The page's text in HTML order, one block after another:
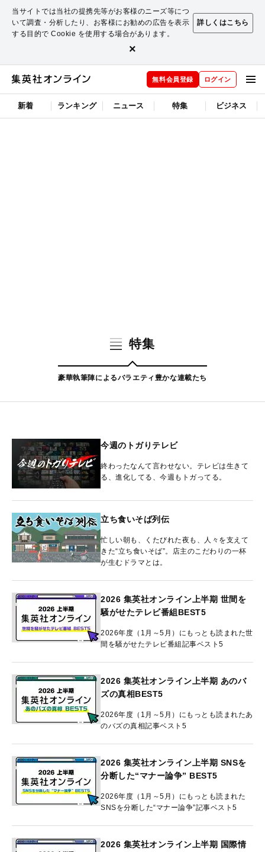
当サイトでは当社の提携先等がお客様のニーズ等につ
いて調査・分析したり、お客様にお勧めの広告を表示
する目的で Cookie を使用する場合があります。
詳しくはこちら
×
無料会員登録 ログイン
新着 ランキング ニュース 特集 ビジネス
特集
豪華執筆陣によるバラエティ豊かな連載たち
今週のトガりテレビ
終わったなんて言わせない。テレビは生きて
る、進化してる、今週もトガってる。
立ち食いそば列伝
忙しい朝も、くたびれた夜も、人々を支えて
きた“立ち食いそば”。店主のこだわりの一杯
が生むドラマとは。
2026 集英社オンライン上半期 世間を
騒がせたテレビ番組BEST5
2026年度（1月～5月）にもっとも読まれた世
間を騒がせたテレビ番組記事ベスト5
2026 集英社オンライン上半期 あのバ
ズの真相BEST5
2026年度（1月～5月）にもっとも読まれたあ
のバズの真相記事ベスト5
2026 集英社オンライン上半期 SNSを
分断した“マナー論争” BEST5
2026年度（1月～5月）にもっとも読まれた
SNSを分断した“マナー論争”記事ベスト5
2026 集英社オンライン上半期 国際情